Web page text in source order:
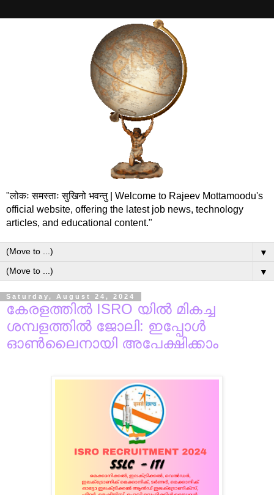
"लोकः समस्ताः सुखिनो भवन्तु | Welcome to Rajeev Mottamoodu's
official website, offering the latest job news, technology
articles, and educational content."
▼
▼
Saturday, August 24, 2024
കേരളത്തിൽ ISRO യിൽ മികച്ച
ശമ്പളത്തിൽ ജോലി: ഇപ്പോൾ
ഓൺലൈനായി അപേക്ഷിക്കാം